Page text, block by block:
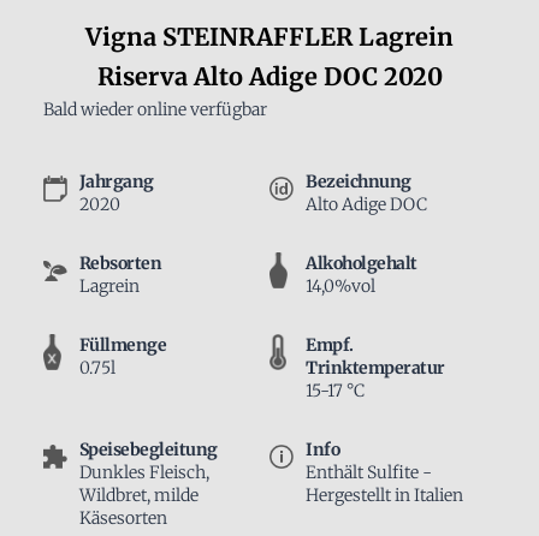
Vigna STEINRAFFLER Lagrein
Riserva Alto Adige DOC 2020
Bald wieder online verfügbar
Jahrgang
2020
Bezeichnung
Alto Adige DOC
Rebsorten
Lagrein
Alkoholgehalt
14,0%vol
Füllmenge
0.75l
Empf.
Trinktemperatur
15-17 °C
Speisebegleitung
Dunkles Fleisch,
Wildbret, milde
Käsesorten
Info
Enthält Sulfite -
Hergestellt in Italien